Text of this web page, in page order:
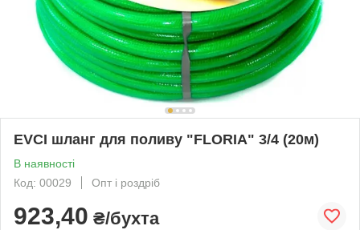
EVCI шланг для поливу "FLORIA" 3/4 (20м)
В наявності
Код: 00029
Опт і роздріб
923,40 ₴/бухта